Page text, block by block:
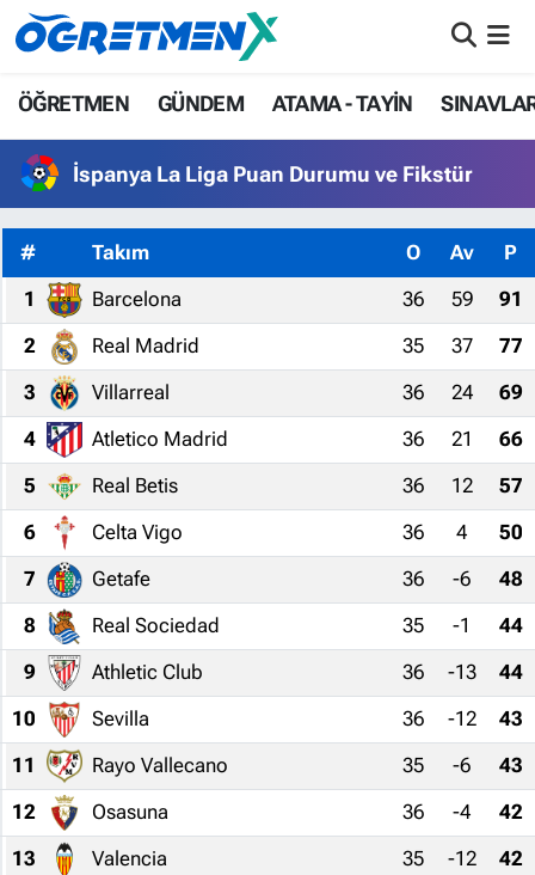
ÖĞRETMEN GÜNDEM ATAMA - TAYİN
İspanya La Liga Puan Durumu ve Fikstür
# Takım O Av
P
1
Barcelona 36 59
91
2
Real Madrid 35 37
77
3
Villarreal 36 24
69
4
Atletico Madrid 36 21
66
5
Real Betis 36 12
57
6
Celta Vigo 36 4
50
7
Getafe 36 -6
48
8
Real Sociedad 35 -1
44
9
Athletic Club 36 -13
44
10
Sevilla 36 -12
43
11
Rayo Vallecano 35 -6
43
12
Osasuna 36 -4
42
13
Valencia 35 -12
42
ÖĞRETMEN
ATAMA - TAYİN
SINAVLAR
HAYATIN İÇİNDEN
UZMAN ÖĞRETMENLİK
EKONOMİ
İstanbul Nöbetçi Eczaneler
İstanbul Namaz Vakitleri
İstanbul Trafik Yoğunluk Haritası
Süper Lig Puan Durumu ve Fikstür
Tüm Manşetler
Son Dakika Haberleri
Haber Arşivi